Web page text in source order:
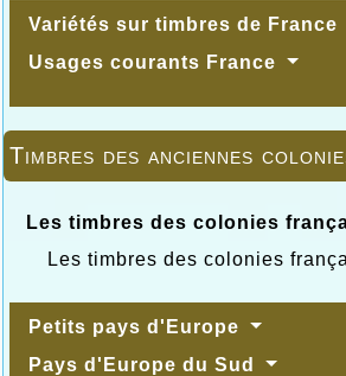
Variétés sur timbres de France
Usages courants France
Timbres des anciennes
Les timbres des colonies
Les timbres des colonies
Petits pays d'Europe
Pays d'Europe du Sud